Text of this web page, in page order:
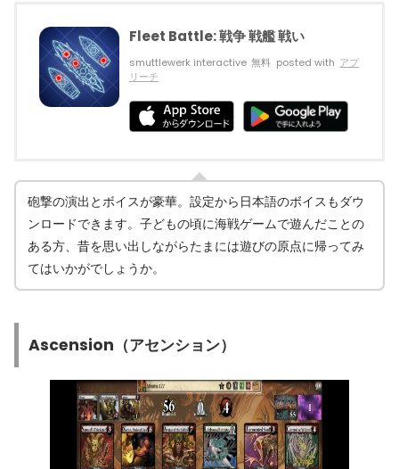
Fleet Battle: 戦争 戦艦 戦い
smuttlewerk interactive 無料 posted with アプ
リーチ
砲撃の演出とボイスが豪華。設定から日本語のボイスもダウ
ンロードできます。子どもの頃に海戦ゲームで遊んだことの
ある方、昔を思い出しながらたまには遊びの原点に帰ってみ
てはいかがでしょうか。
Ascension（アセンション）